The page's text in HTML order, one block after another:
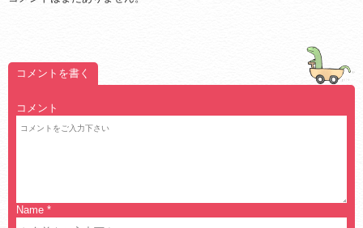
コメントを書く
コメント
Name *